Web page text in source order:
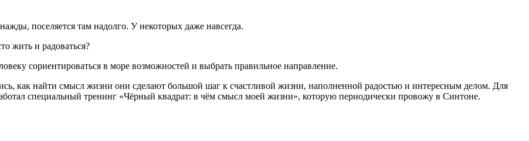
поселяется там надолго. У некоторых даже навсегда.
жить и радоваться?
сориентироваться в море возможностей и выбрать правильное направление.
как найти смысл жизни они сделают большой шаг к счастливой жизни, наполненной радостью и интересным делом. Для
специальный тренинг «Чёрный квадрат: в чём смысл моей жизни», которую периодически провожу в Синтоне.